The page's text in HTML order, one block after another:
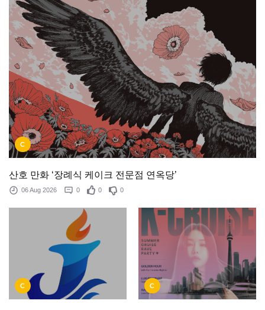
C
산호 만화 ‘장례식 케이크 전문점 연옥당’
06 Aug 2026 0 0 0
C C